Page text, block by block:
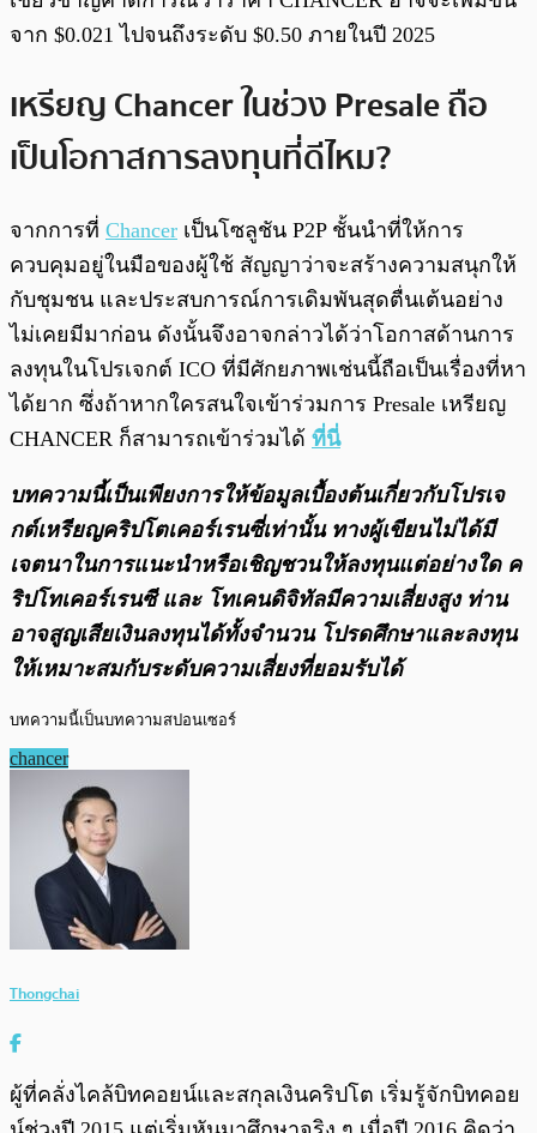
จาก $0.021 ไปจนถึงระดับ $0.50 ภายในปี 2025
เหรียญ Chancer ในช่วง Presale ถือ
เป็นโอกาสการลงทุนที่ดีไหม?
จากการที่ Chancer เป็นโซลูชัน P2P ชั้นนำที่ให้การ
ควบคุมอยู่ในมือของผู้ใช้ สัญญาว่าจะสร้างความสนุกให้
กับชุมชน และประสบการณ์การเดิมพันสุดตื่นเต้นอย่าง
ไม่เคยมีมาก่อน ดังนั้นจึงอาจกล่าวได้ว่าโอกาสด้านการ
ลงทุนในโปรเจกต์ ICO ที่มีศักยภาพเช่นนี้ถือเป็นเรื่องที่หา
ได้ยาก ซึ่งถ้าหากใครสนใจเข้าร่วมการ Presale เหรียญ
CHANCER ก็สามารถเข้าร่วมได้ ที่นี่
บทความนี้เป็นเพียงการให้ข้อมูลเบื้องต้นเกี่ยวกับโปรเจ
กต์เหรียญคริปโตเคอร์เรนซี่เท่านั้น ทางผู้เขียนไม่ได้มี
เจตนาในการแนะนำหรือเชิญชวนให้ลงทุนแต่อย่างใด ค
ริปโทเคอร์เรนซี และ โทเคนดิจิทัลมีความเสี่ยงสูง ท่าน
อาจสูญเสียเงินลงทุนได้ทั้งจํานวน โปรดศึกษาและลงทุน
ให้เหมาะสมกับระดับความเสี่ยงที่ยอมรับได้
บทความนี้เป็นบทความสปอนเซอร์
chancer
Thongchai
ผู้ที่คลั่งไคล้บิทคอยน์และสกุลเงินคริปโต เริ่มรู้จักบิทคอย